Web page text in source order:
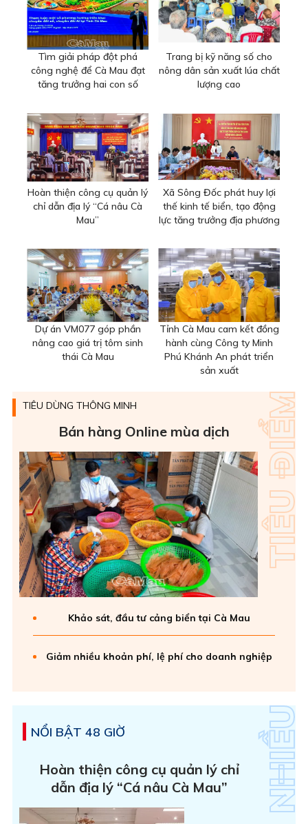
Tìm giải pháp đột phá
công nghệ để Cà Mau đạt
tăng trưởng hai con số
Trang bị kỹ năng số cho
nông dân sản xuất lúa chất
lượng cao
Hoàn thiện công cụ quản lý
chỉ dẫn địa lý “Cá nâu Cà
Mau”
Xã Sông Đốc phát huy lợi
thế kinh tế biển, tạo động
lực tăng trưởng địa phương
Dự án VM077 góp phần
nâng cao giá trị tôm sinh
thái Cà Mau
Tỉnh Cà Mau cam kết đồng
hành cùng Công ty Minh
Phú Khánh An phát triển
sản xuất
TIÊU DÙNG THÔNG MINH
Bán hàng Online mùa dịch
Khảo sát, đầu tư cảng biển tại Cà Mau
Giảm nhiều khoản phí, lệ phí cho doanh nghiệp
NỔI BẬT 48 GIỜ
Hoàn thiện công cụ quản lý chỉ
dẫn địa lý “Cá nâu Cà Mau”